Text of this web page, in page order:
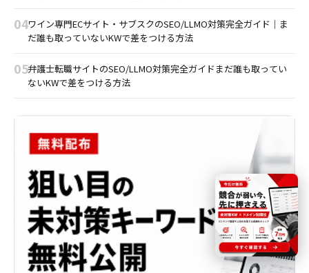
04ワイン専門ECサイト・サブスクのSEO/LLMO対策完全ガイド｜ま
だ誰も取っていないKWで差をつける方法
05弁護士転職サイトのSEO/LLMO対策完全ガイドまだ誰も取ってい
ないKWで差をつける方法